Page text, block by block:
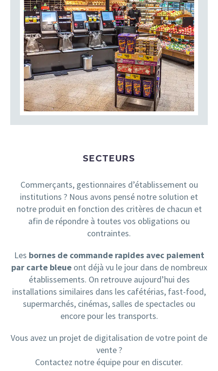
SECTEURS
Commerçants, gestionnaires d’établissement ou
institutions ? Nous avons pensé notre solution et
notre produit en fonction des critères de chacun et
afin de répondre à toutes vos obligations ou
contraintes.
Les bornes de commande rapides avec paiement
par carte bleueont déjà vu le jour dans de nombreux
établissements. On retrouve aujourd’hui des
installations similaires dans les cafétérias, fast-food,
supermarchés, cinémas, salles de spectacles ou
encore pour les transports.
Vous avez un projet de digitalisation de votre point de
vente ?
Contactez notre équipe pour en discuter.